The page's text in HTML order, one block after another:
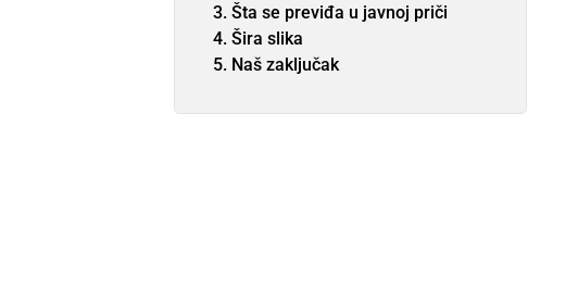
Šta se previđa u javnoj priči
Šira slika
Naš zaključak